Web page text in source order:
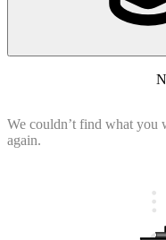
We couldn’t find what you
again.